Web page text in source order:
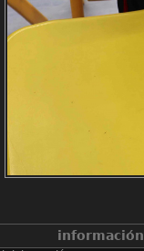
información